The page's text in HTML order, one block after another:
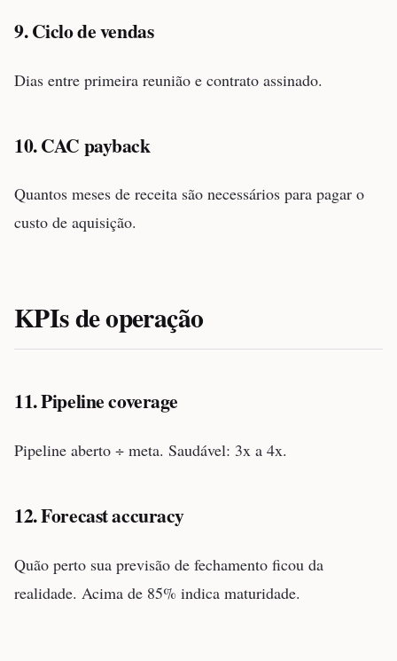
9. Ciclo de vendas
Dias entre primeira reunião e contrato assinado.
10. CAC payback
Quantos meses de receita são necessários para pagar o
custo de aquisição.
KPIs de operação
11. Pipeline coverage
Pipeline aberto ÷ meta. Saudável: 3x a 4x.
12. Forecast accuracy
Quão perto sua previsão de fechamento ficou da
realidade. Acima de 85% indica maturidade.